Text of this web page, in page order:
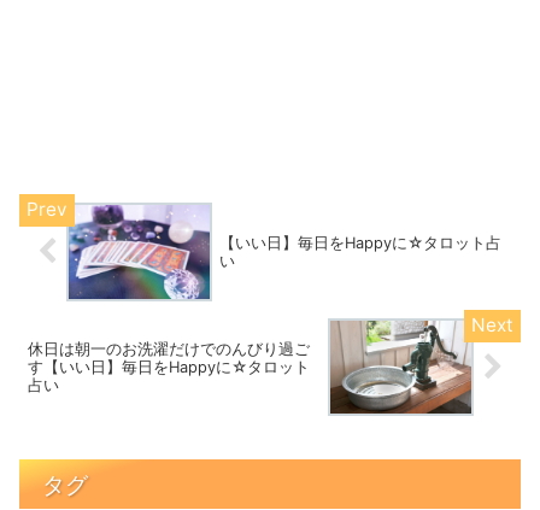
【いい日】毎日をHappyに☆タロット占
い
休日は朝一のお洗濯だけでのんびり過ご
す【いい日】毎日をHappyに☆タロット
占い
タグ